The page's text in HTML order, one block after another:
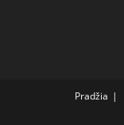
Pradžia